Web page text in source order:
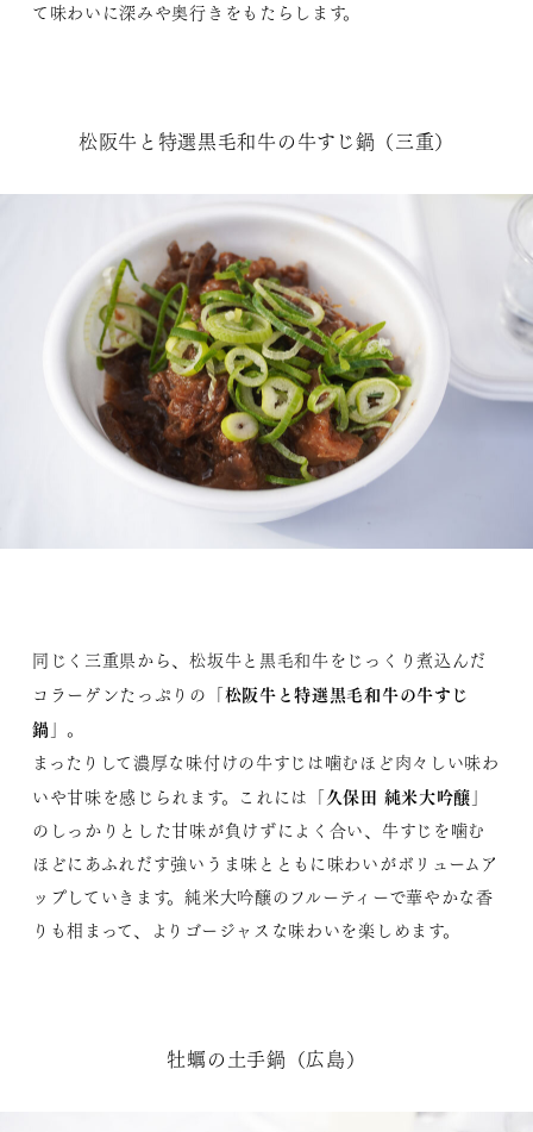
て味わいに深みや奥行きをもたらします。
松阪牛と特選黒毛和牛の牛すじ鍋（三重）
同じく三重県から、松坂牛と黒毛和牛をじっくり煮込んだ
コラーゲンたっぷりの「松阪牛と特選黒毛和牛の牛すじ
鍋 」。
まったりして濃厚な味付けの牛すじは噛むほど肉々しい味わ
いや甘味を感じられます。これには「久保田 純米大吟醸 」
のしっかりとした甘味が負けずによく合い、牛すじを噛む
ほどにあふれだす強いうま味とともに味わいがボリュームア
ップしていきます。純米大吟醸のフルーティーで華やかな香
りも相まって、よりゴージャスな味わいを楽しめます。
牡蠣の土手鍋（広島）